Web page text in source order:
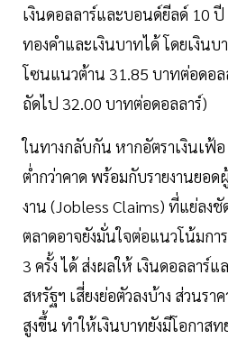
เงินดอลลาร์และบอนด์ยีลด์ 10
ทองคำและเงินบาทได้ โดยเงิน
โซนแนวต้าน 31.85 บาทต่อดอล
ถัดไป 32.00 บาทต่อดอลลาร์)
ในทางกลับกัน หากอัตราเงินเฟ้อ
ต่ำกว่าคาด พร้อมกับรายงานยอด
งาน (Jobless Claims) ที่แย่ลง
ตลาดอาจยังมั่นใจต่อแนวโน้มกา
3 ครั้ง ได้ ส่งผลให้ เงินดอลลาร์
สหรัฐฯ เสี่ยงย่อตัวลงบ้าง ส่วนรา
สูงขึ้น ทำให้เงินบาทยังมีโอกาส